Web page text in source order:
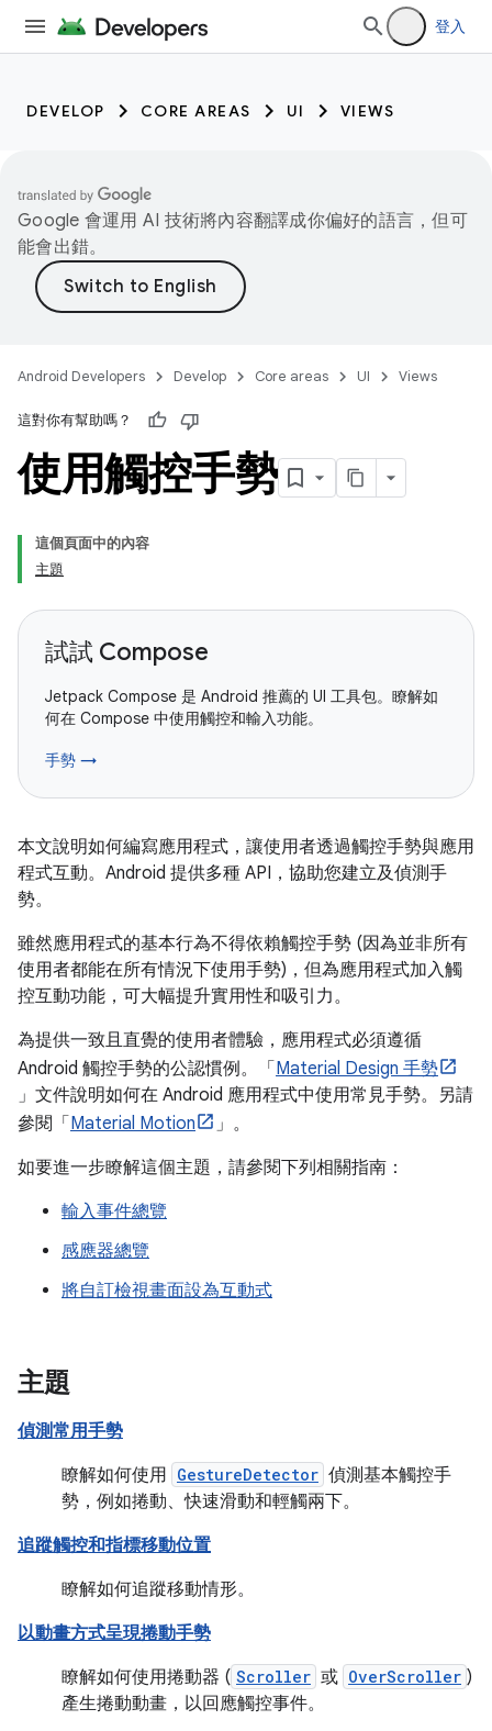
登入
DEVELOP CORE AREAS UI VIEWS
Google 會運用 AI 技術將內容翻譯成你偏好的語言，但可
能會出錯。
Android Developers Develop Core areas UI Views
這對你有幫助嗎？
使用觸控手勢
這個頁面中的內容
主題
試試 Compose
Jetpack Compose 是 Android 推薦的 UI 工具包。瞭解如
何在 Compose 中使用觸控和輸入功能。
手勢 →
本文說明如何編寫應用程式，讓使用者透過觸控手勢與應用
程式互動。Android 提供多種 API，協助您建立及偵測手
勢。
雖然應用程式的基本行為不得依賴觸控手勢 (因為並非所有
使用者都能在所有情況下使用手勢)，但為應用程式加入觸
控互動功能，可大幅提升實用性和吸引力。
為提供一致且直覺的使用者體驗，應用程式必須遵循
Android 觸控手勢的公認慣例。「 Material Design 手勢
」文件說明如何在 Android 應用程式中使用常見手勢。另請
參閱「 Material Motion
」。
如要進一步瞭解這個主題，請參閱下列相關指南：
輸入事件總覽
感應器總覽
將自訂檢視畫面設為互動式
主題
偵測常用手勢
瞭解如何使用 GestureDetector 偵測基本觸控手
勢，例如捲動、快速滑動和輕觸兩下。
追蹤觸控和指標移動位置
瞭解如何追蹤移動情形。
以動畫方式呈現捲動手勢
瞭解如何使用捲動器 ( Scroller 或 OverScroller )
產生捲動動畫，以回應觸控事件。